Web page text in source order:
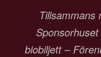
Tillsammans
biobiljett –